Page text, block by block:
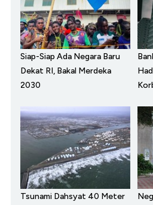
Siap-Siap Ada Negara Baru
Dekat RI, Bakal Merdeka
2030
Tsunami Dahsyat 40 Meter